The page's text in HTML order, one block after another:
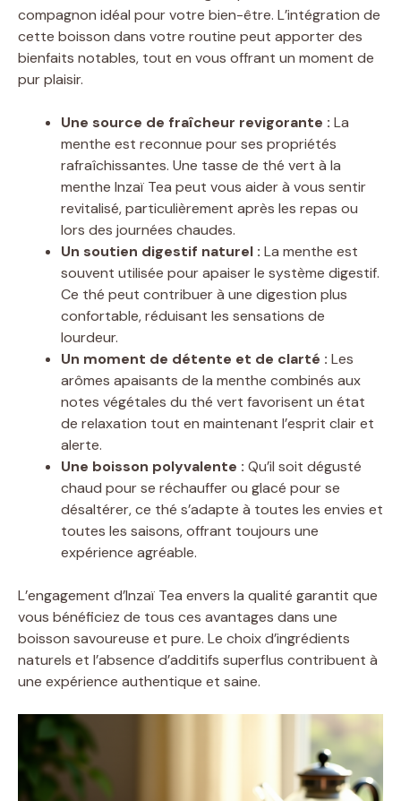
compagnon idéal pour votre bien-être. L’intégration de
cette boisson dans votre routine peut apporter des
bienfaits notables, tout en vous offrant un moment de
pur plaisir.
Une source de fraîcheur revigorante : La
menthe est reconnue pour ses propriétés
rafraîchissantes. Une tasse de thé vert à la
menthe Inzaï Tea peut vous aider à vous sentir
revitalisé, particulièrement après les repas ou
lors des journées chaudes.
Un soutien digestif naturel : La menthe est
souvent utilisée pour apaiser le système digestif.
Ce thé peut contribuer à une digestion plus
confortable, réduisant les sensations de
lourdeur.
Un moment de détente et de clarté : Les
arômes apaisants de la menthe combinés aux
notes végétales du thé vert favorisent un état
de relaxation tout en maintenant l’esprit clair et
alerte.
Une boisson polyvalente : Qu’il soit dégusté
chaud pour se réchauffer ou glacé pour se
désaltérer, ce thé s’adapte à toutes les envies et
toutes les saisons, offrant toujours une
expérience agréable.
L’engagement d’Inzaï Tea envers la qualité garantit que
vous bénéficiez de tous ces avantages dans une
boisson savoureuse et pure. Le choix d’ingrédients
naturels et l’absence d’additifs superflus contribuent à
une expérience authentique et saine.